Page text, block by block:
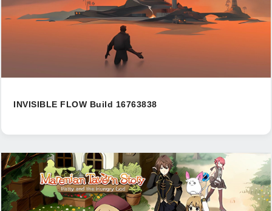
INVISIBLE FLOW Build 16763838